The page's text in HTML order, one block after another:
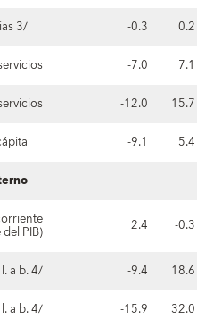
3/
-0.3
0.2
-7.0
7.1
-12.0
15.7
-9.1
5.4
PIB) 2.4 -0.3
a b. 4/ -9.4
18.6
a b. 4/
-15.9
32.0